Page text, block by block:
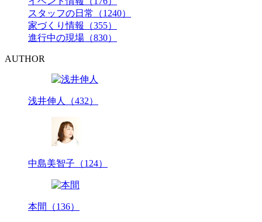
スタッフの日常（1240）
家づくり情報（355）
進行中の現場（830）
AUTHOR
浅井伸人（432）
中島美智子（124）
本間（136）